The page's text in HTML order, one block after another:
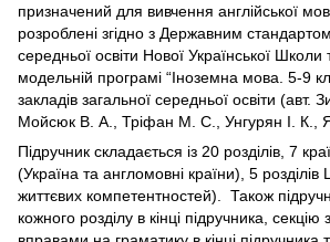
призначений для вивчення англійської
розроблені згідно з Державним
середньої освіти Нової Української Школи
модельній програмі “Іноземна мова. 5-9
закладів загальної середньої освіти (авт.
Мойсюк В. А., Тріфан М. С., Унгурян І. К.,
Підручник складається із 20 розділів, 7
(Україна та англомовні країни), 5 розділів
життєвих компетентностей). Також
кожного розділу в кінці підручника,